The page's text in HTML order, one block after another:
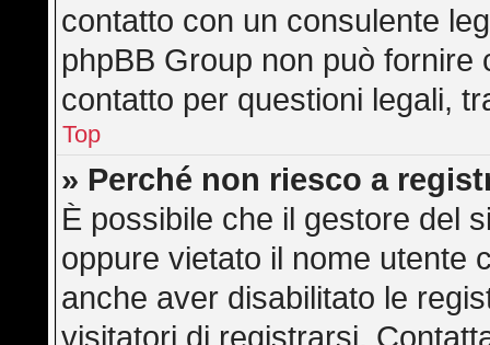
contatto con un consulente
phpBB Group non può fornire
contatto per questioni legali,
Top
» Perché non riesco a
È possibile che il gestore del
oppure vietato il nome utente
anche aver disabilitato le
visitatori di registrarsi.